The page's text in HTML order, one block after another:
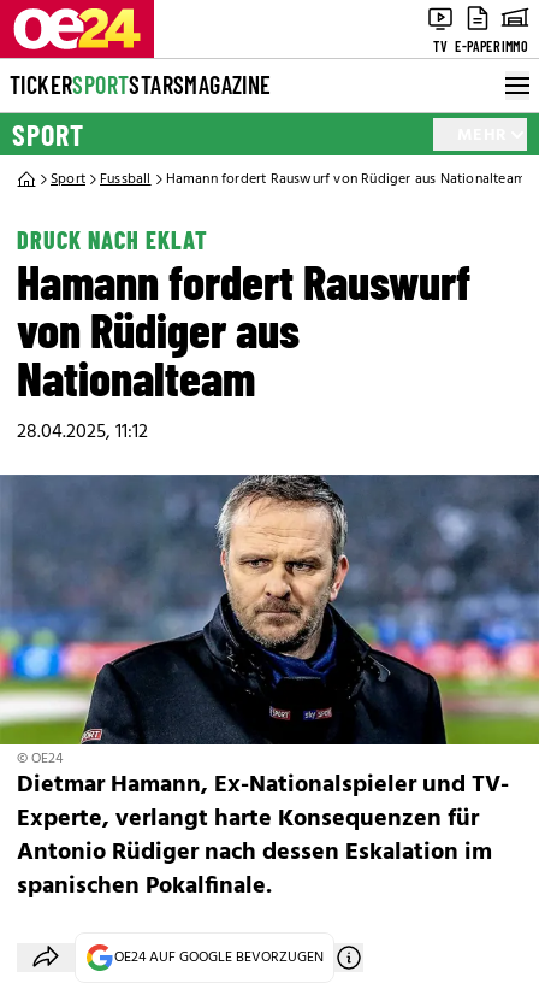
TV E-PAPERIMMO
TICKERSPORTSTARSMAGAZINE
SPORT
Sport Fussball Hamann fordert Rauswurf von Rüdiger aus Nationalteam
DRUCK NACH EKLAT
Hamann fordert Rauswurf
von Rüdiger aus
Nationalteam
28.04.2025, 11:12
© OE24
Dietmar Hamann, Ex-Nationalspieler und TV-
Experte, verlangt harte Konsequenzen für
Antonio Rüdiger nach dessen Eskalation im
spanischen Pokalfinale.
OE24 AUF GOOGLE BEVORZUGEN